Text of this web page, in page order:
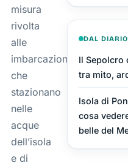
misura
rivolta
alle
imbarcazioni
che
stazionano
nelle
acque
dell’isola
e di
DAL DIARIO
Il Sepolcro
tra mito,
Isola di
cosa
belle del